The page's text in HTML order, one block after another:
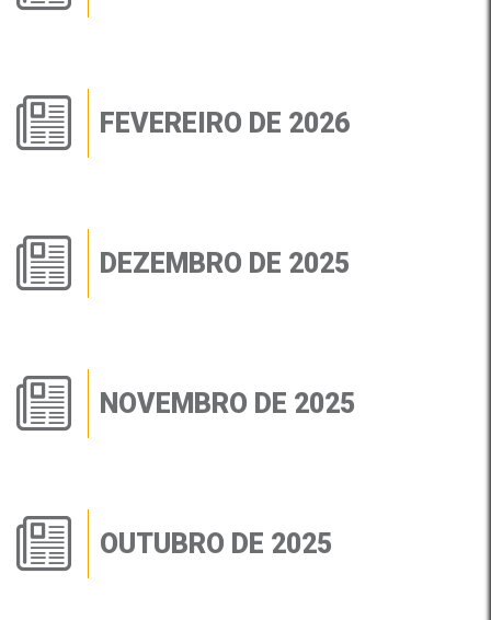
FEVEREIRO DE 2026
DEZEMBRO DE 2025
NOVEMBRO DE 2025
OUTUBRO DE 2025